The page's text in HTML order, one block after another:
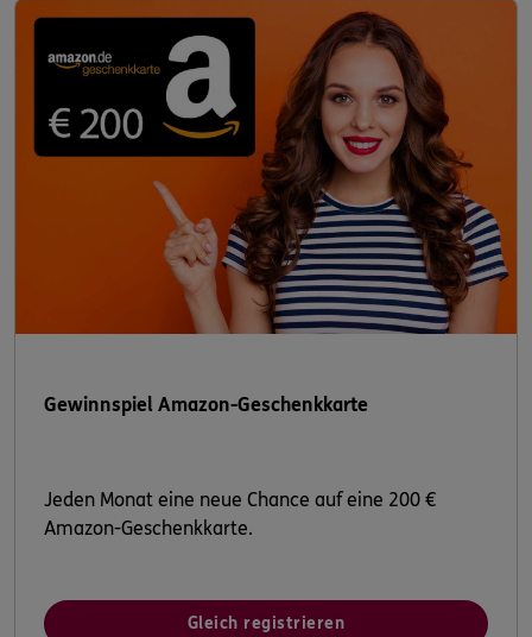
Gewinnspiel Amazon-Geschenkkarte
Jeden Monat eine neue Chance auf eine 200 €
Amazon-Geschenkkarte.
Gleich registrieren